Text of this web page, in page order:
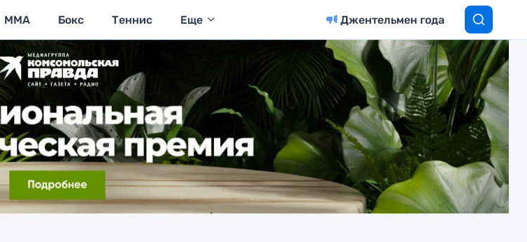
MMA Бокс Теннис Еще Джентельмен года